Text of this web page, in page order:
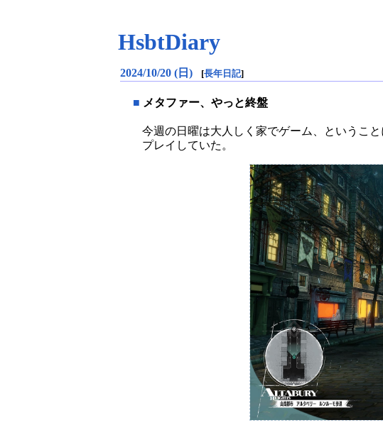
HsbtDiary
2024/10/20 (日) [長年日記]
■ メタファー、やっと終盤
今週の日曜は大人しく家でゲーム、というこ
プレイしていた。